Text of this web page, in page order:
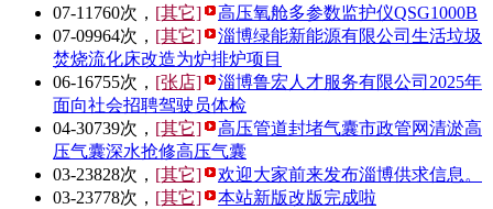
07-11 760次， [其它]
高压氧舱多参数监护仪QSG1000B
07-09964次， [其它]
淄博绿能新能源有限公司生活垃圾
焚烧流化床改造为炉排炉项目
06-16755次， [张店]
淄博鲁宏人才服务有限公司2025年
面向社会招聘驾驶员体检
04-30739次， [其它]
高压管道封堵气囊市政管网清淤高
压气囊深水抢修高压气囊
03-23828次， [其它]
欢迎大家前来发布淄博供求信息。
03-23778次， [其它]
本站新版改版完成啦